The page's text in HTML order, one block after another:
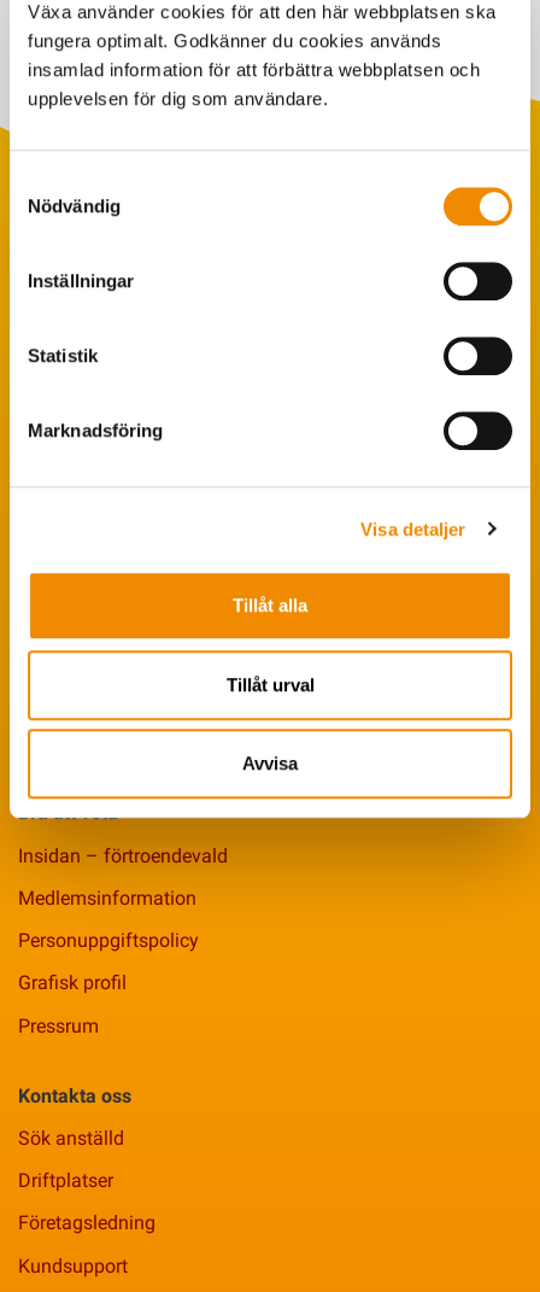
Växa använder cookies för att den här webbplatsen ska
fungera optimalt. Godkänner du cookies används
insamlad information för att förbättra webbplatsen och
upplevelsen för dig som användare.
Nödvändig
Inställningar
Statistik
Marknadsföring
Visa detaljer
Tillåt alla
Tillåt urval
Avvisa
Foderstatistik
Avelsstrategi
Koklippning
Bra att veta
Insidan – förtroendevald
Medlemsinformation
Personuppgiftspolicy
Grafisk profil
Pressrum
Kontakta oss
Sök anställd
Driftplatser
Företagsledning
Kundsupport